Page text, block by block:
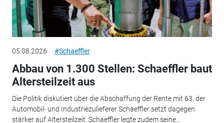
05.08.2026 #Schaeffler
Abbau von 1.300 Stellen: Schaeffler baut
Altersteilzeit aus
Die Politik diskutiert über die Abschaffung der Rente mit 63, der
Automobil- und Industriezulieferer Schaeffler setzt dagegen
stärker auf Altersteilzeit. Schaeffler legte zudem seine...